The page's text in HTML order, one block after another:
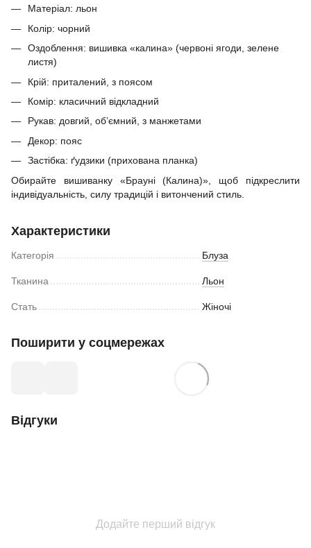
Матеріал: льон
Колір: чорний
Оздоблення: вишивка «калина» (червоні ягоди, зелене
листя)
Крій: приталений, з поясом
Комір: класичний відкладний
Рукав: довгий, об’ємний, з манжетами
Декор: пояс
Застібка: ґудзики (прихована планка)
Обирайте вишиванку «Брауні (Калина)», щоб підкреслити
індивідуальність, силу традицій і витончений стиль.
Характеристики
Категорія Блуза
Тканина Льон
Стать Жіночі
Поширити у соцмережах
Відгуки
Додайте перший відгук